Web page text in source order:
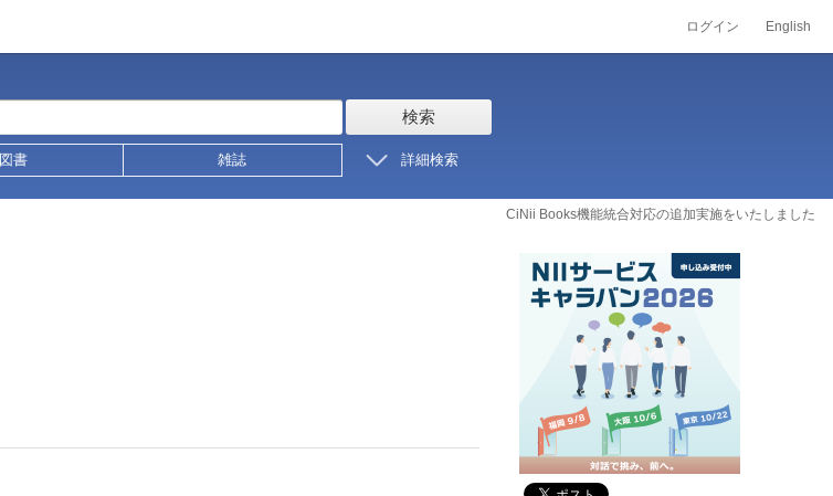
ログイン English
検索
図書 雑誌 詳細検索
CiNii Books機能統合対応の追加実施をいたしました